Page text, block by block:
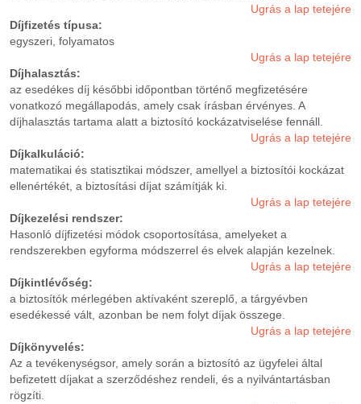
Ugrás a lap tetejére
Díjfizetés típusa:
egyszeri, folyamatos
Ugrás a lap tetejére
Díjhalasztás:
az esedékes díj későbbi időpontban történő megfizetésére
vonatkozó megállapodás, amely csak írásban érvényes. A
díjhalasztás tartama alatt a biztosító kockázatviselése fennáll.
Ugrás a lap tetejére
Díjkalkuláció:
matematikai és statisztikai módszer, amellyel a biztosítói kockázat
ellenértékét, a biztosítási díjat számítják ki.
Ugrás a lap tetejére
Díjkezelési rendszer:
Hasonló díjfizetési módok csoportosítása, amelyeket a
rendszerekben egyforma módszerrel és elvek alapján kezelnek.
Ugrás a lap tetejére
Díjkintlévőség:
a biztosítók mérlegében aktívaként szereplő, a tárgyévben
esedékessé vált, azonban be nem folyt díjak összege.
Ugrás a lap tetejére
Díjkönyvelés:
Az a tevékenységsor, amely során a biztosító az ügyfelei által
befizetett díjakat a szerződéshez rendeli, és a nyilvántartásban
rögzíti.